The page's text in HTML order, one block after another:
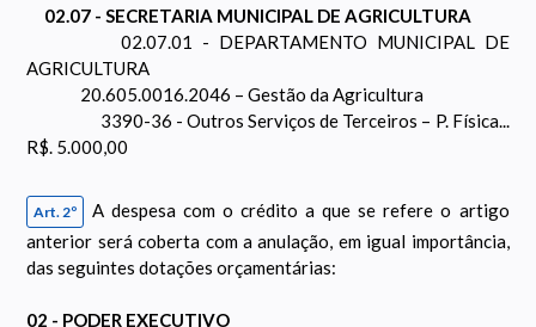
02.07 - SECRETARIA MUNICIPAL DE AGRICULTURA
02.07.01 - DEPARTAMENTO MUNICIPAL DE
AGRICULTURA
20.605.0016.2046 – Gestão da Agricultura
3390-36 - Outros Serviços de Terceiros – P. Física...
R$. 5.000,00
Art. 2º
A despesa com o crédito a que se refere o artigo
anterior será coberta com a anulação, em igual importância,
das seguintes dotações orçamentárias:
02 - PODER EXECUTIVO